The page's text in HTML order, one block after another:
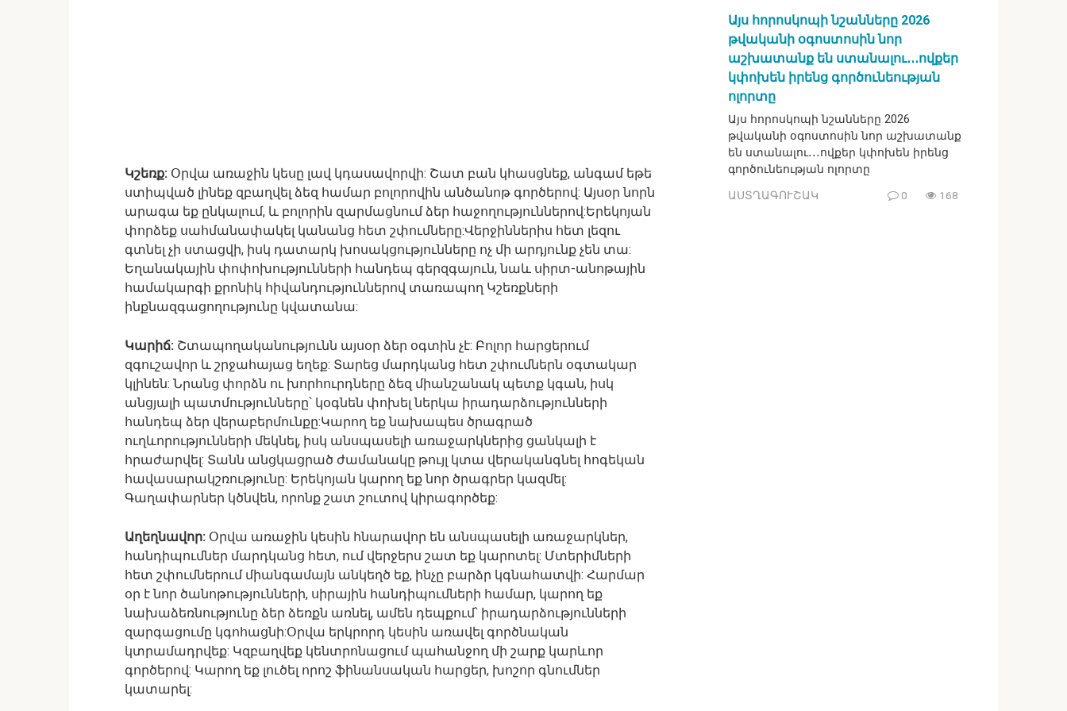
Կշեռք: Օրվա առաջին կեսը լավ կդասավորվի: Շատ բան կհասցնեք, անգամ եթե
ստիպված լինեք զբաղվել ձեզ համար բոլորովին անծանոթ գործերով: Այսօր նորն
արագա եք ընկալում, և բոլորին զարմացնում ձեր հաջողություններով:Երեկոյան
փորձեք սահմանափակել կանանց հետ շփումները:Վերջիններիս հետ լեզու
գտնել չի ստացվի, իսկ դատարկ խոսակցությունները ոչ մի արդյունք չեն տա:
Եղանակային փոփոխությունների հանդեպ գերզգայուն, նաև սիրտ-անոթային
համակարգի քրոնիկ հիվանդություններով տառապող Կշեռքների
ինքնազգացողությունը կվատանա:
Կարիճ: Շտապողականությունն այսօր ձեր օգտին չէ: Բոլոր հարցերում
զգուշավոր և շրջահայաց եղեք: Տարեց մարդկանց հետ շփումներն օգտակար
կլինեն: Նրանց փորձն ու խորհուրդները ձեզ միանշանակ պետք կգան, իսկ
անցյալի պատմությունները՝ կօգնեն փոխել ներկա իրադարձությունների
հանդեպ ձեր վերաբերմունքը:Կարող եք նախապես ծրագրած
ուղևորությունների մեկնել, իսկ անսպասելի առաջարկներից ցանկալի է
հրաժարվել: Տանն անցկացրած ժամանակը թույլ կտա վերականգնել հոգեկան
հավասարակշռությունը: Երեկոյան կարող եք նոր ծրագրեր կազմել:
Գաղափարներ կծնվեն, որոնք շատ շուտով կիրագործեք:
Աղեղնավոր: Օրվա առաջին կեսին հնարավոր են անսպասելի առաջարկներ,
հանդիպումներ մարդկանց հետ, ում վերջերս շատ եք կարոտել: Մտերիմների
հետ շփումներում միանգամայն անկեղծ եք, ինչը բարձր կգնահատվի: Հարմար
օր է նոր ծանոթությունների, սիրային հանդիպումների համար, կարող եք
նախաձեռնությունը ձեր ձեռքն առնել, ամեն դեպքում՝ իրադարձությունների
զարգացումը կգոհացնի:Օրվա երկրորդ կեսին առավել գործնական
կտրամադրվեք: Կզբաղվեք կենտրոնացում պահանջող մի շարք կարևոր
գործերով: Կարող եք լուծել որոշ ֆինանսական հարցեր, խոշոր գնումներ
կատարել:
Այս հորոսկոպի նշանները 2026
թվականի օգոստոսին նոր
աշխատանք են ստանալու․․․ովքեր
կփոխեն իրենց գործունեության
ոլորտը
Այս հորոսկոպի նշանները 2026
թվականի օգոստոսին նոր աշխատանք
են ստանալու․․․ովքեր կփոխեն իրենց
գործունեության ոլորտը
ԱՍՏՂԱԳՈՒՇԱԿ 0 168